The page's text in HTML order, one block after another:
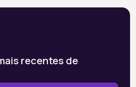
recentes de